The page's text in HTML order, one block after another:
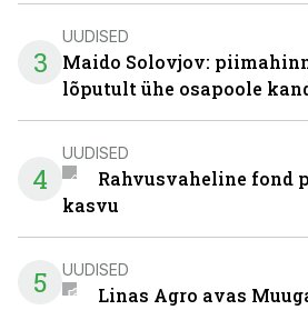
3
UUDISED
Maido Solovjov:
lõputult ühe osapoole
4
UUDISED
Rahvusvaheline fond
kasvu
5 UUDISED
Linas Agro avas